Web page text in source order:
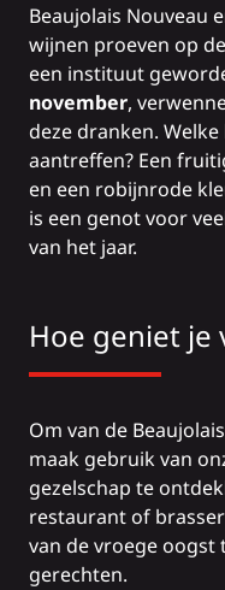
Beaujolais Nouveau
wijnen proeven op
een instituut
november,
deze dranken.
aantreffen? Een
en een robijnrode
is een genot voor
van het jaar.
Hoe geniet je
Om van de
maak gebruik van
gezelschap te
restaurant of
van de vroege
gerechten.